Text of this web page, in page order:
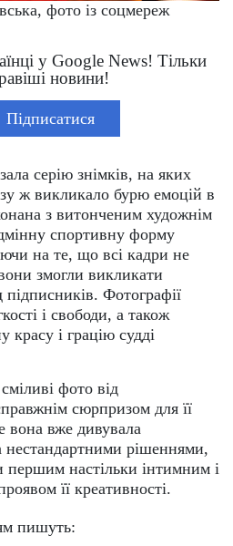
фото із соцмереж
у Google News! Тільки
новини!
Підписатися
серію знімків, на яких
ж викликало бурю емоцій в
з витонченим художнім
спортивну форму
на те, що всі кадри не
змогли викликати
Фотографії
і свободи, а також
красу і грацію судді
фото від
сюрпризом для її
вона вже дивувала
нестандартними рішеннями,
першим настільки інтимним і
її креативності.
пишуть: